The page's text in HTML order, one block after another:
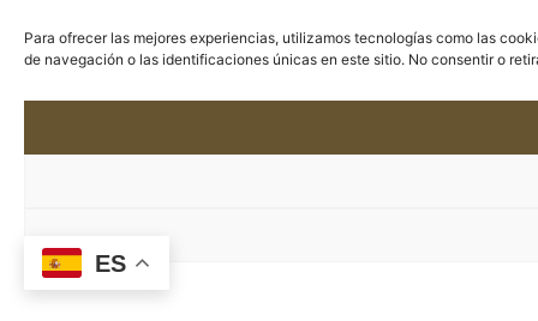
Para ofrecer las mejores experiencias, utilizamos tecnologías como las
de navegación o las identificaciones únicas en este sitio. No consentir o
ES